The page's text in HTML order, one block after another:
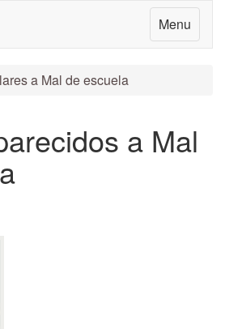
Menu
a Mal de escuela
a Mal